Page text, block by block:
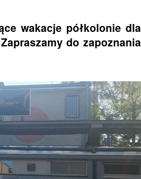
wakacje półkolonie dla
do zapoznania